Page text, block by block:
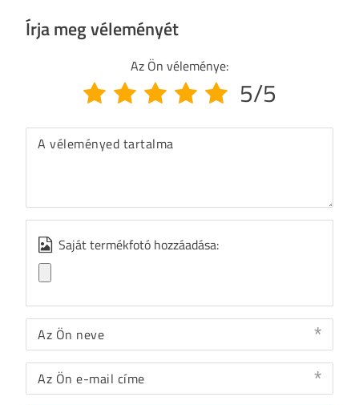
Írja meg véleményét
Az Ön véleménye:
5/5
A véleményed tartalma
Saját termékfotó hozzáadása:
Az Ön neve
Az Ön e-mail címe